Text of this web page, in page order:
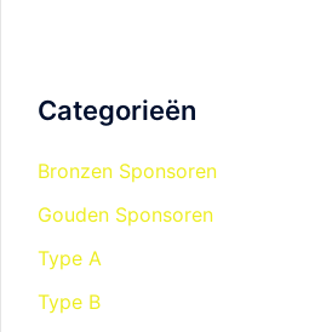
Categorieën
Bronzen Sponsoren
Gouden Sponsoren
Type A
Type B